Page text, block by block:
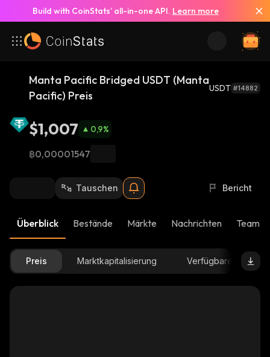
Build with CoinStats’ all-in-one API. Learn more
Manta Pacific Bridged USDT (Manta
Pacific) Preis
USDT #14882
$1,007 0,9%
฿0,00001547
Tauschen Bericht
Überblick Bestände Märkte Nachrichten Team-
Preis Marktkapitalisierung Verfügbare Menge